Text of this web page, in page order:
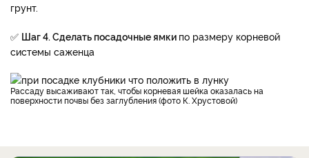
грунт.
✅ Шаг 4. Сделать посадочные ямки по размеру корневой
системы саженца
Рассаду высаживают так, чтобы корневая шейка оказалась на
поверхности почвы без заглубления (фото К. Хрустовой)